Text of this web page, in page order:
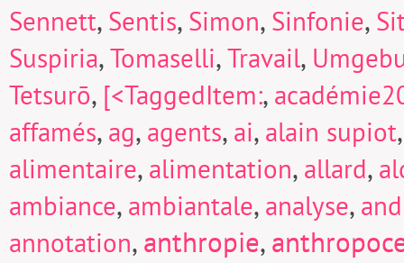
Sennett, Sentis, Simon, Sinfonie,
Suspiria,Tomaselli,Travail,
Tetsurō, [<TaggedItem:,
affamés, ag, agents, ai, alain supiot
alimentaire, alimentation, allard,
ambiance, ambiantale, analyse,
annotation,anthropie,